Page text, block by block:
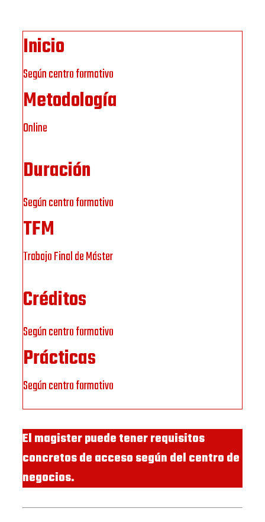
Inicio
Según centro formativo
Metodología
Online
Duración
Según centro formativo
TFM
Trabajo Final de Máster
Créditos
Según centro formativo
Prácticas
Según centro formativo
El magister puede tener requisitos
concretos de acceso según del centro de
negocios.